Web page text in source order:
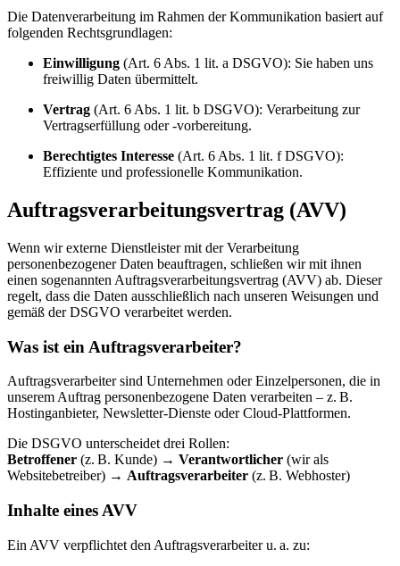
Die Datenverarbeitung im Rahmen der Kommunikation basiert auf
folgenden Rechtsgrundlagen:
Einwilligung (Art. 6 Abs. 1 lit. a DSGVO): Sie haben uns
freiwillig Daten übermittelt.
Vertrag (Art. 6 Abs. 1 lit. b DSGVO): Verarbeitung zur
Vertragserfüllung oder -vorbereitung.
Berechtigtes Interesse (Art. 6 Abs. 1 lit. f DSGVO):
Effiziente und professionelle Kommunikation.
Auftragsverarbeitungsvertrag (AVV)
Wenn wir externe Dienstleister mit der Verarbeitung
personenbezogener Daten beauftragen, schließen wir mit ihnen
einen sogenannten Auftragsverarbeitungsvertrag (AVV) ab. Dieser
regelt, dass die Daten ausschließlich nach unseren Weisungen und
gemäß der DSGVO verarbeitet werden.
Was ist ein Auftragsverarbeiter?
Auftragsverarbeiter sind Unternehmen oder Einzelpersonen, die in
unserem Auftrag personenbezogene Daten verarbeiten – z. B.
Hostinganbieter, Newsletter-Dienste oder Cloud-Plattformen.
Die DSGVO unterscheidet drei Rollen:
Betroffener (z. B. Kunde) → Verantwortlicher (wir als
Websitebetreiber) → Auftragsverarbeiter (z. B. Webhoster)
Inhalte eines AVV
Ein AVV verpflichtet den Auftragsverarbeiter u. a. zu: